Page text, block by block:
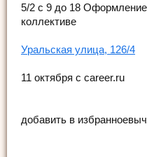
5/2 с 9 до 18
коллективе
Уральская улица, 126/4
11 октября c career.ru
добавить в